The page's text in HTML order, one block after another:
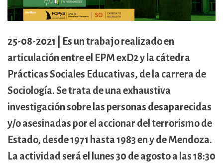
cívico-militar. El lugar fue sede del
Centro Clandestino de Detención,
importante del Gran Mendoza.
25-08-2021 | Es un trabajo realizado en
articulación entre el EPM exD2 y la cátedra
Prácticas Sociales Educativas, de la carrera de
Sociología. Se trata de una exhaustiva
investigación sobre las personas desaparecidas
y/o asesinadas por el accionar del terrorismo de
Estado, desde 1971 hasta 1983 en y de Mendoza.
La actividad será el lunes 30 de agosto a las 18:30